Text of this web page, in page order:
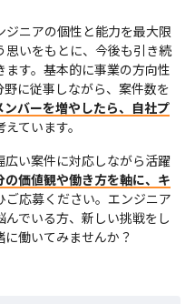
ニアの個性と能力を最大限
思いをもとに、今後も引き続
す。基本的に事業の方向性
に従事しながら、案件数を
ンバーを増やしたら、自社プ
えています。
い案件に対応しながら活躍
の価値観や働き方を軸に、キ
ご応募ください。エンジニア
でいる方、新しい挑戦をし
働いてみませんか？